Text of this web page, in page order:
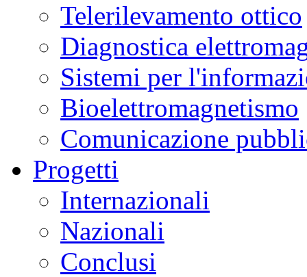
Telerilevamento ottico
Diagnostica
Sistemi per
Bioelettromagnetismo
Comunicazione
Progetti
Internazionali
Nazionali
Conclusi